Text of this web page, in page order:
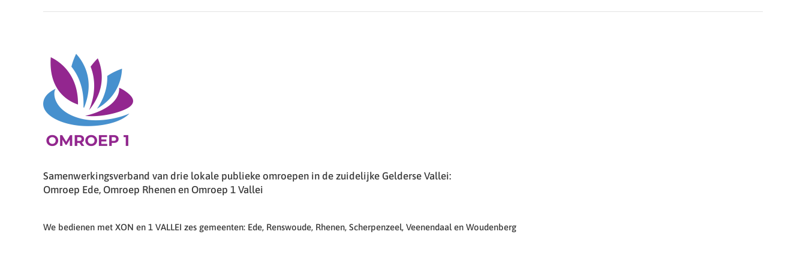
Samenwerkingsverband van drie lokale publieke omroepen in de zuidelijke Gelderse Vallei:
Omroep Ede, Omroep Rhenen en Omroep 1 Vallei
We bedienen met XON en 1 VALLEI zes gemeenten: Ede, Renswoude, Rhenen, Scherpenzeel, Veenendaal en Woudenberg